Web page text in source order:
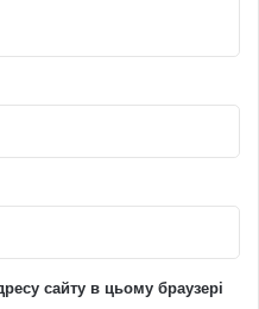
сайту в цьому браузері